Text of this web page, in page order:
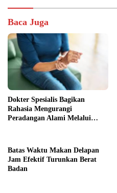
Baca Juga
Dokter Spesialis Bagikan
Rahasia Mengurangi
Peradangan Alami Melalui
Batas Waktu Makan Delapan
Jam Efektif Turunkan Berat
Badan